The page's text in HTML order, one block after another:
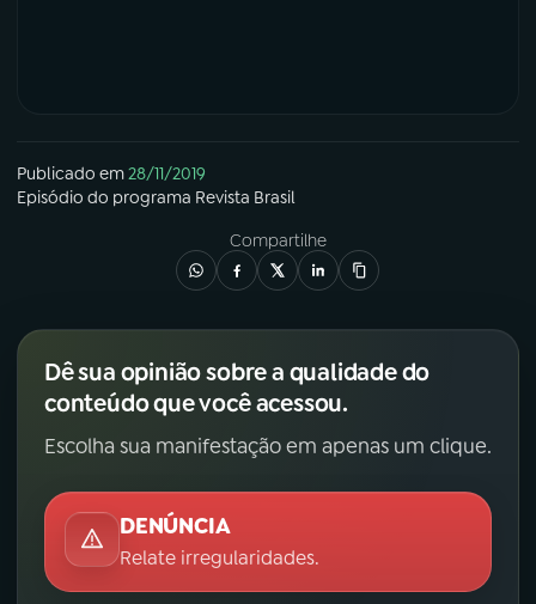
Publicado em28/11/2019
Episódio do programa Revista Brasil
Compartilhe
Dê sua opinião sobre a qualidade do
conteúdo que você acessou.
Escolha sua manifestação em apenas um clique.
DENÚNCIA
Relate irregularidades.